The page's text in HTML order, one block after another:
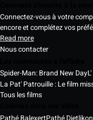
Connectez-vous à votre
encore et complétez vos
Read more
Nous contacter
Spider-Man: Brand New Day
La Pat' Patrouille : Le film
Tous les films